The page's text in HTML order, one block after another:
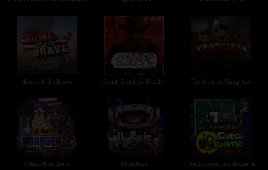
Home of the Brave Dead, Dead, or Deader Tombstone Slaughter
xWays Hoarder 2 Munchies Outsourced: Slash Game